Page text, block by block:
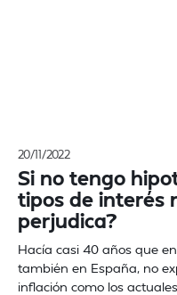
20/11/2022
Si no tengo
tipos de interés
perjudica?
Hacía casi 40 años que
también en España, no
inflación como los